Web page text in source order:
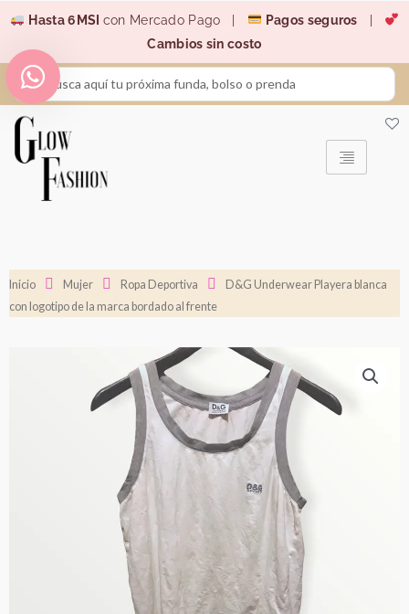
contenido
Hasta 6MSI con Mercado Pago | Pagos seguros
Cambios sin costo
Search
...
Inicio Mujer Ropa Deportiva
D&G Underwear Playera blanca
con logotipo de la marca bordado al frente